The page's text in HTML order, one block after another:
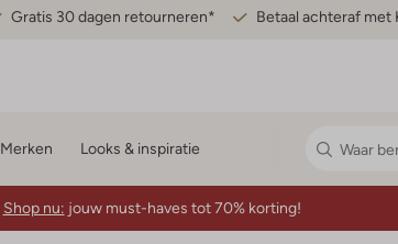
Gratis 30 dagen retourneren* Betaal achteraf met
Merken Looks & inspiratie
Shop nu: jouw must-haves tot 70% korting!